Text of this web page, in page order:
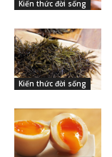
Kiến thức đời sống
Kiến thức đời sống